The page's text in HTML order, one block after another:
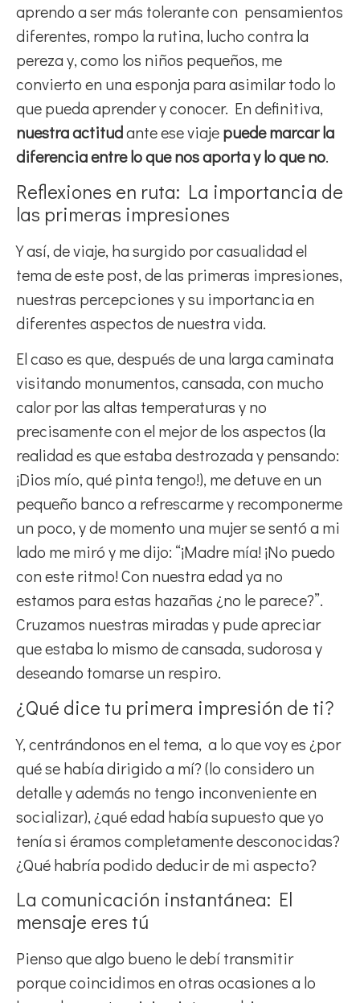
aprendo a ser más tolerante con pensamientos
diferentes, rompo la rutina, lucho contra la
pereza y, como los niños pequeños, me
convierto en una esponja para asimilar todo lo
que pueda aprender y conocer. En definitiva,
nuestra actitudante ese viajepuede marcar la
diferencia entre lo que nos aporta y lo que no.
Reflexiones en ruta: La importancia de
las primeras impresiones
Y así, de viaje, ha surgido por casualidad el
tema de este post, de las primeras impresiones,
nuestras percepciones y su importancia en
diferentes aspectos de nuestra vida.
El caso es que, después de una larga caminata
visitando monumentos, cansada, con mucho
calor por las altas temperaturas y no
precisamente con el mejor de los aspectos (la
realidad es que estaba destrozada y pensando:
¡Dios mío, qué pinta tengo!), me detuve en un
pequeño banco a refrescarme y recomponerme
un poco, y de momento una mujer se sentó a mi
lado me miró y me dijo: “¡Madre mía! ¡No puedo
con este ritmo! Con nuestra edad ya no
estamos para estas hazañas ¿no le parece?”.
Cruzamos nuestras miradas y pude apreciar
que estaba lo mismo de cansada, sudorosa y
deseando tomarse un respiro.
¿Qué dice tu primera impresión de ti?
Y, centrándonos en el tema, a lo que voy es ¿por
qué se había dirigido a mí? (lo considero un
detalle y además no tengo inconveniente en
socializar), ¿qué edad había supuesto que yo
tenía si éramos completamente desconocidas?
¿Qué habría podido deducir de mi aspecto?
La comunicación instantánea: El
mensaje eres tú
Pienso que algo bueno le debí transmitir
porque coincidimos en otras ocasiones a lo